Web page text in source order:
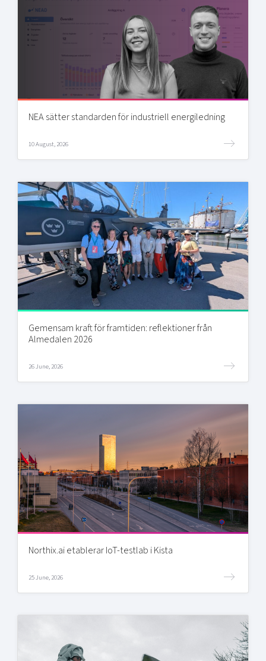
NEA sätter standarden för industriell energiledning
10 August, 2026
Gemensam kraft för framtiden: reflektioner från
Almedalen 2026
26 June, 2026
Northix.ai etablerar IoT-testlab i Kista
25 June, 2026